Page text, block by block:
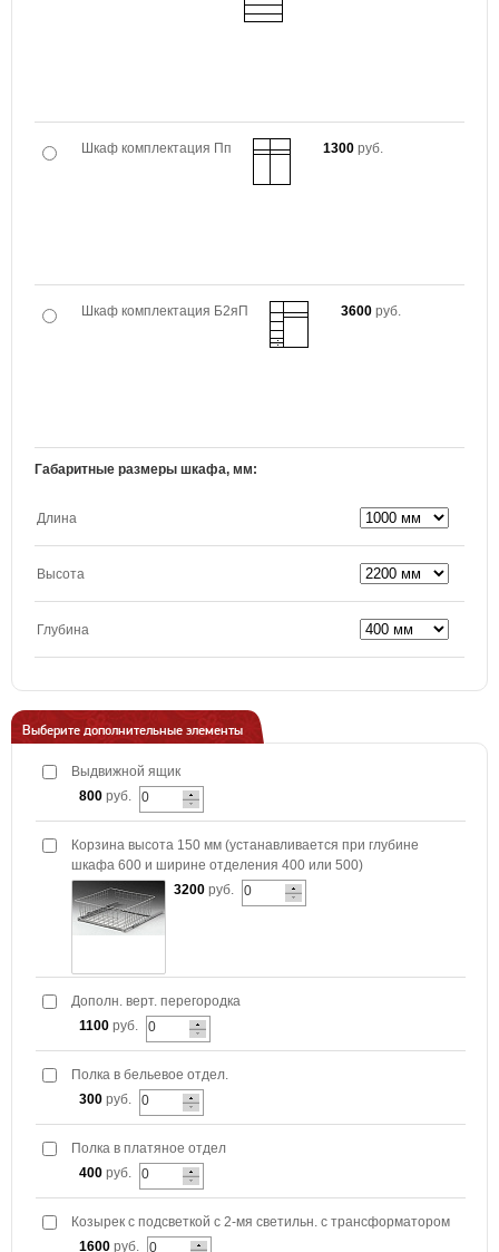
Шкаф комплектация Пп 1300 руб.
Шкаф комплектация Б2яП 3600 руб.
Габаритные размеры шкафа, мм:
Длина
Высота
Глубина
Выберите дополнительные элементы
Выдвижной ящик
800 руб.
Корзина высота 150 мм (устанавливается при глубине
шкафа 600 и ширине отделения 400 или 500)
3200 руб.
Дополн. верт. перегородка
1100 руб.
Полка в бельевое отдел.
300 руб.
Полка в платяное отдел
400 руб.
Козырек с подсветкой с 2-мя светильн. с трансформатором
1600 руб.